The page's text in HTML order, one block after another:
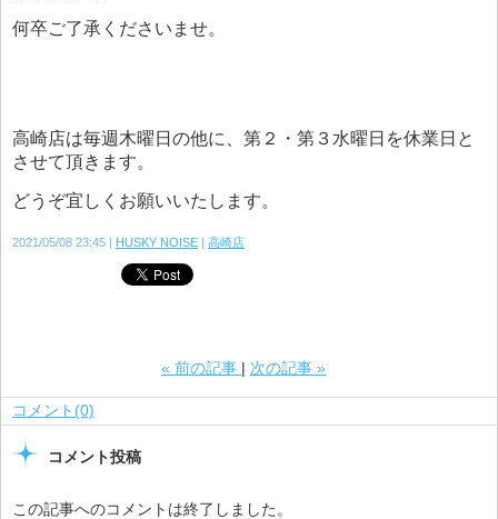
何卒ご了承くださいませ。
高崎店は毎週木曜日の他に、第２・第３水曜日を休業日と
させて頂きます。
どうぞ宜しくお願いいたします。
2021/05/08 23:45 HUSKY NOISE 高崎店
« 前の記事 次の記事 »
コメント(0)
コメント投稿
この記事へのコメントは終了しました。